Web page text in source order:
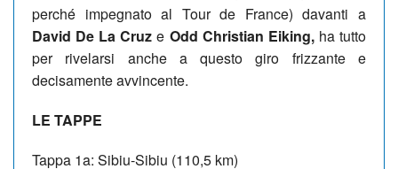
perché impegnato al Tour de France) davanti a
David De La Cruz e Odd Christian Eiking, ha tutto
per rivelarsi anche a questo giro frizzante e
decisamente avvincente.
LE TAPPE
Tappa 1a: Sibiu-Sibiu (110,5 km)